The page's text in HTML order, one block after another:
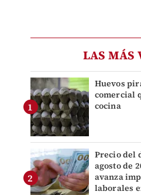
LAS MÁS
Huevos
comercial
cocina
Precio del
agosto de
avanza
laborales